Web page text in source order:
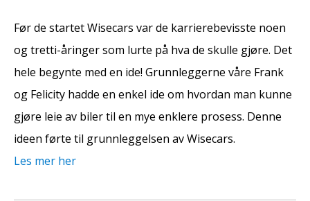
Før de startet Wisecars var de karrierebevisste noen
og tretti-åringer som lurte på hva de skulle gjøre. Det
hele begynte med en ide! Grunnleggerne våre Frank
og Felicity hadde en enkel ide om hvordan man kunne
gjøre leie av biler til en mye enklere prosess. Denne
ideen førte til grunnleggelsen av Wisecars.
Les mer her